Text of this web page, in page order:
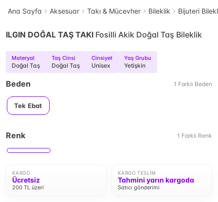
Ana Sayfa Aksesuar Takı & Mücevher Bileklik Bijuteri
ILGIN DOĞAL TAŞ TAKI Fosilli Akik Doğal Taş Bileklik
Materyal
Doğal Taş
Taş Cinsi
Doğal Taş
Cinsiyet
Unisex
Yaş Grubu
Yetişkin
Beden 1 Farklı Beden
Tek Ebat
Renk 1 Farklı Renk
KARGO
Ücretsiz
200 TL üzeri
KARGO TESLIM
Tahmini yarın kargoda
Satıcı gönderimi